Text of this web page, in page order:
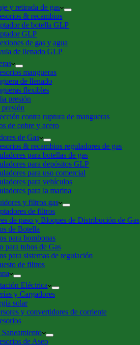
y retirada de gas
& recambios
de botella GLP
GLP
de gas y agua
de llenado GLP
mangueras
de llenado
flexibles
presión
contra ruptura de mangueras
de cobre y acero
de Gas
& recambios reguladores de gas
para botellas de gas
para depósitos GLP
para uso comercial
para vehículos
para la marina
y filtros gas
de filtros
de paso y Bloques de Distribución de Gas
de Botella
para bombonas
para tubos de Gas
para sistemas de regulación
de filtros
Eléctrica
y Cargadores
solar
y convertidores de corriente
de Aseo